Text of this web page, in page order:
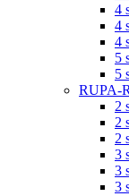
4
4
4
5
5
RUPA-
2
2
2
3
3
3